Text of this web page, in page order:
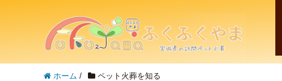
ホーム / ペット火葬を知る